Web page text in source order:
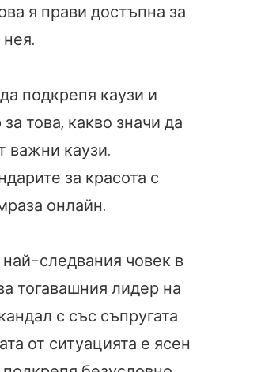
я прави достъпна за
подкрепя каузи и
това, какво значи да
важни каузи.
за красота с
онлайн.
следвания човек в
тогавашния лидер на
с със съпругата
от ситуацията е ясен